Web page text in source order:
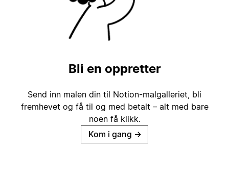
Bli en oppretter
Send inn malen din til Notion-malgalleriet, bli
fremhevet og få til og med betalt – alt med bare
noen få klikk.
Kom i gang →